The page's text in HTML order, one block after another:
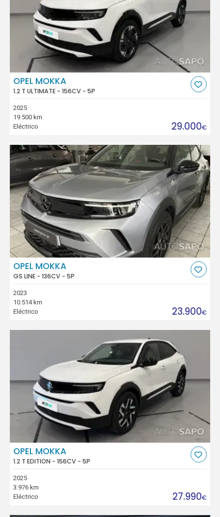
OPEL MOKKA
1.2 T ULTIMATE - 156CV - 5P
2025
19.500 km
Eléctrico
29.000€
OPEL MOKKA
GS LINE - 136CV - 5P
2023
10.514 km
Eléctrico
23.900€
OPEL MOKKA
1.2 T EDITION - 156CV - 5P
2025
3.976 km
Eléctrico
27.990€